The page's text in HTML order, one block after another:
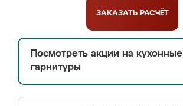
ЗАКАЗАТЬ РАСЧЁТ
Посмотреть акции на кухонные
гарнитуры